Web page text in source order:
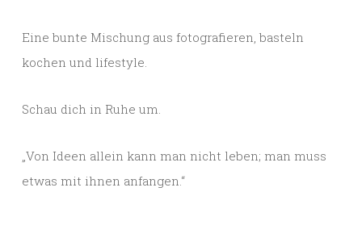
Eine bunte Mischung aus fotografieren, basteln
kochen und lifestyle.
Schau dich in Ruhe um.
„Von Ideen allein kann man nicht leben; man muss
etwas mit ihnen anfangen.“